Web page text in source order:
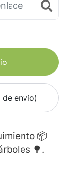
de envío)
📦
🌳.